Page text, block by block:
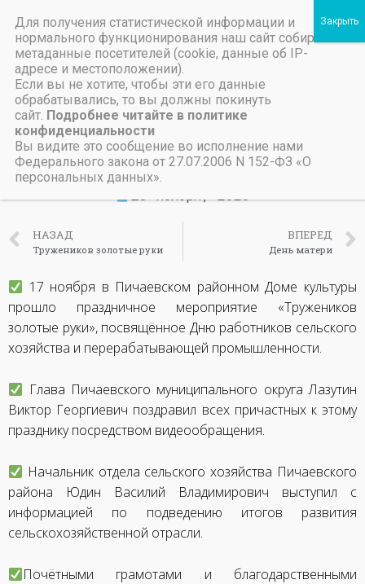
Пичаевский дом культуры
День работника
сельского хозяйства и
перерабатывающей
промышленности
НАЗАД
Тружеников золотые руки
ВПЕРЕД
День матери
17 ноября в Пичаевском районном Доме культуры
прошло праздничное мероприятие «Тружеников
золотые руки», посвящённое Дню работников сельского
хозяйства и перерабатывающей промышленности.
Глава Пичаевского муниципального округа Лазутин
Виктор Георгиевич поздравил всех причастных к этому
празднику посредством видеообращения.
Начальник отдела сельского хозяйства Пичаевского
района Юдин Василий Владимирович выступил с
информацией по подведению итогов развития
сельскохозяйственной отрасли.
Почётными грамотами и благодарственными
Для получения статистической информации и
нормального функционирования наш сайт собирает
метаданные посетителей (cookie, данные об IP-
адресе и местоположении).
Если вы не хотите, чтобы эти его данные
обрабатывались, то вы должны покинуть
сайт. Подробнее читайте в политике
конфиденциальности
Вы видите это сообщение во исполнение нами
Федерального закона от 27.07.2006 N 152-ФЗ «О
персональных данных».